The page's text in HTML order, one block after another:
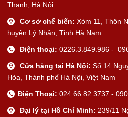
Thanh, Hà Nội
Cơ sở chế biến: Xóm 11, Thôn
huyện Lý Nhân, Tỉnh Hà Nam
Điện thoại: 0226.3.849.986 -
Cửa hàng tại Hà Nội: Số 14
Hòa, Thành phố Hà Nội, Việt Nam
Điện Thoại: 024.66.82.3737 -
Đại lý tại Hồ Chí Minh: 239/11